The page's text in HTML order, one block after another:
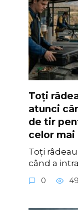
Toți
atunci
de tir
celor
Toți
când a
0